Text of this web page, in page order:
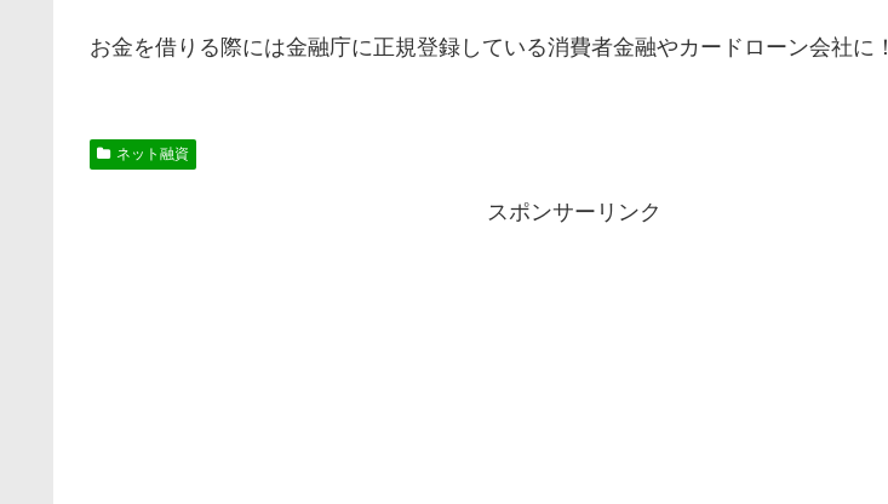
お金を借りる際には金融庁に正規登録している消費者金融やカードローン会社に！
ネット融資
スポンサーリンク